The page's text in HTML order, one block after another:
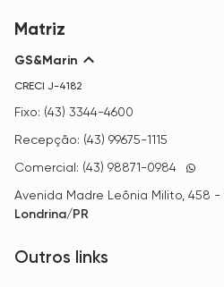
Matriz
GS&Marin
CRECI J-4182
Fixo: (43) 3344-4600
Recepção: (43) 99675-1115
Comercial: (43) 98871-0984
Avenida Madre Leônia Milito, 458 -
Londrina/PR
Outros links